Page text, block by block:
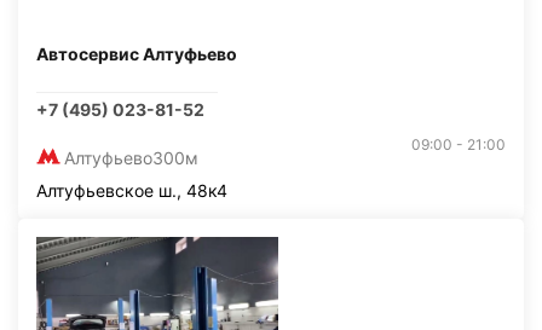
Автосервис Алтуфьево
+7 (495) 023-81-52
Алтуфьево300м
09:00 - 21:00
Алтуфьевское ш., 48к4